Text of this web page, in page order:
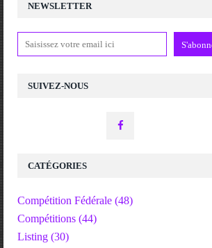
NEWSLETTER
SUIVEZ-NOUS
CATÉGORIES
Compétition Fédérale (48)
Compétitions (44)
Listing (30)